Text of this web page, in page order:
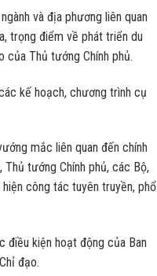
và địa phương liên quan
trọng điểm về phát triển du
của Thủ tướng Chính phủ.
kế hoạch, chương trình cụ
mắc liên quan đến chính
tướng Chính phủ, các Bộ,
công tác tuyên truyền, phổ
điều kiện hoạt động của Ban
đạo.